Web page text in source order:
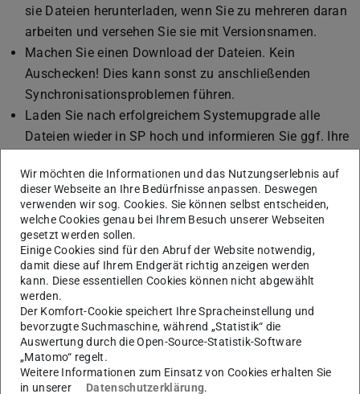
sie Dateien herunterladen, wenn Sie zu mehreren daran
arbeiten und versehen Sie sie mit Versionsnamen.
Machen Sie einen Download der Dateien. Kein
Auschecken! Dies kann sonst zu anschließenden
Synchronisationsproblemen führen.
Laden Sie nach erfolgreichem Systemupgrade alle
Dateien wieder in SP hoch und informieren Sie ggf. Ihre
Versionen einer Datei von zwei verschiedenen Personen
hochgeladen, ist jeweils die zuletzt hochgeladene
Version als letzter Stand in SP sichtbar – alle anderen
Versionen finden sich im Versionsverlauf. Änderungen
an den Dateien werden aber nicht zusammengeführt.
Stimmen Sie sich daher mit Ihren Kolleg:innen ab und
nutzen Sie beispielsweise vorübergehend die
Hessenbox als gemeinschaftlichen Ablage- und
Bearbeitungsort.
Für die Nutzung vonOneNote-Notizbüchern , die in SP
Wir möchten die Informationen und das Nutzungserlebnis auf
dieser Webseite an Ihre Bedürfnisse anpassen. Deswegen
verwenden wir sog. Cookies. Sie können selbst entscheiden,
welche Cookies genau bei Ihrem Besuch unserer Webseiten
gesetzt werden sollen.
Einige Cookies sind für den Abruf der Website notwendig,
damit diese auf Ihrem Endgerät richtig anzeigen werden
kann. Diese essentiellen Cookies können nicht abgewählt
werden.
Der Komfort-Cookie speichert Ihre Spracheinstellung und
bevorzugte Suchmaschine, während „Statistik“ die
Auswertung durch die Open-Source-Statistik-Software
„Matomo“ regelt.
Weitere Informationen zum Einsatz von Cookies erhalten Sie
in unserer
Datenschutzerklärung.